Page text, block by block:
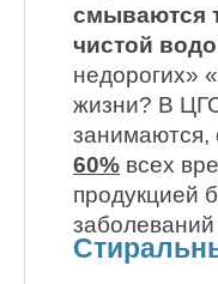
смываются
чистой
недорогих»
жизни? В
занимаются,
60% всех
продукцией
заболеваний